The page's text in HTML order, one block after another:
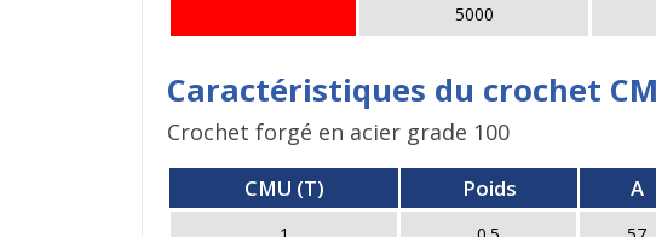
5000
Caractéristiques du crochet
Crochet forgé en acier grade 100
CMU (T) Poids A